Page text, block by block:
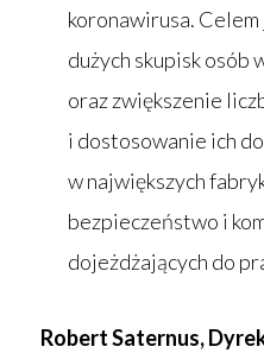
koronawirusa. Celem
dużych skupisk osób
oraz zwiększenie
i dostosowanie ich
w największych
bezpieczeństwo i
dojeżdżających do
Robert Saternus,